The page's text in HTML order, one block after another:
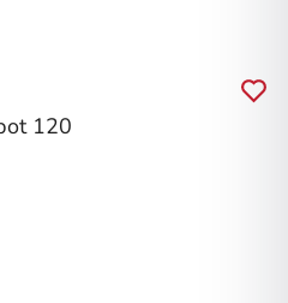
120